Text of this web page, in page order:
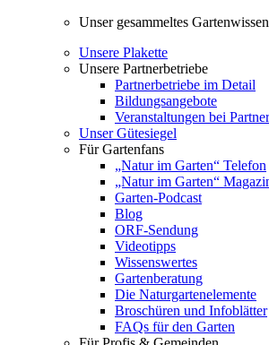
Unser gesammeltes
Unsere Plakette
Unsere Partnerbetriebe
Partnerbetriebe im Detail
Bildungsangebote
Veranstaltungen bei
Unser Gütesiegel
Für Gartenfans
„Natur im Garten“ Telefon
„Natur im Garten“
Garten-Podcast
Blog
ORF-Sendung
Videotipps
Wissenswertes
Gartenberatung
Die Naturgartenelemente
Broschüren und Infoblätter
FAQs für den Garten